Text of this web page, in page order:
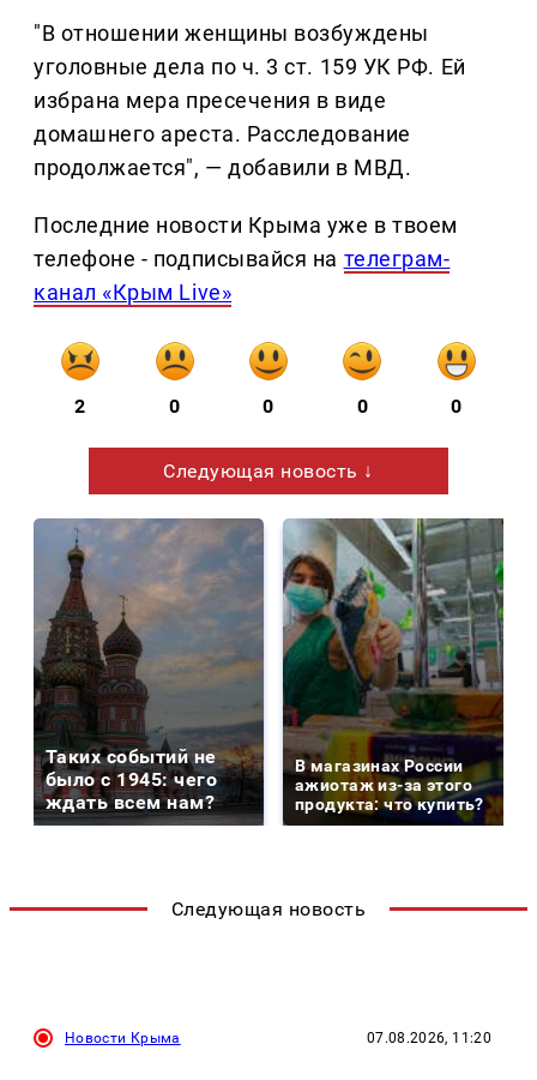
"В отношении женщины возбуждены
уголовные дела по ч. 3 ст. 159 УК РФ. Ей
избрана мера пресечения в виде
домашнего ареста. Расследование
продолжается", — добавили в МВД.
Последние новости Крыма уже в твоем
телефоне - подписывайся на телеграм-
канал «Крым Live»
2 0 0 0 0
Следующая новость ↓
Таких событий не
было с 1945: чего
ждать всем нам?
В магазинах России
ажиотаж из-за этого
продукта: что купить?
Следующая новость
Новости Крыма 07.08.2026, 11:20